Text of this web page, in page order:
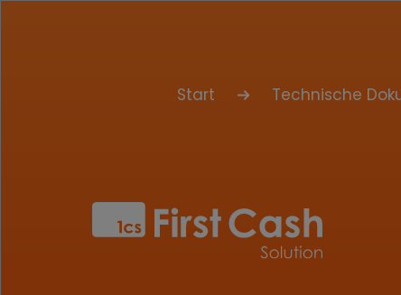
Start Technische